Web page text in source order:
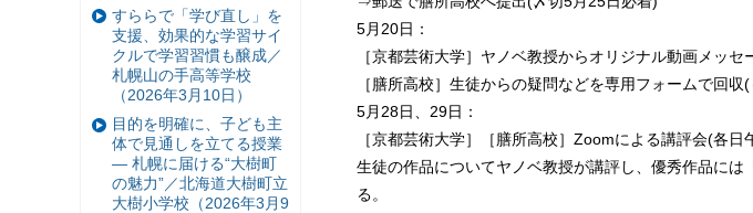
5月20日：
［京都芸術大学］ヤノベ教授からオリジナル動画メッセ
［膳所高校］生徒からの疑問などを専用フォームで回収(
5月28日、29日：
［京都芸術大学］［膳所高校］Zoomによる講評会(各日
生徒の作品についてヤノベ教授が講評し、優秀作品に
る。
すららで「学び直し」を
支援、効果的な学習サイ
クルで学習習慣も醸成／
札幌山の手高等学校
（2026年3月10日）
目的を明確に、子ども主
体で見通しを立てる授業
— 札幌に届ける“大樹町
の魅力”／北海道大樹町立
大樹小学校（2026年3月9